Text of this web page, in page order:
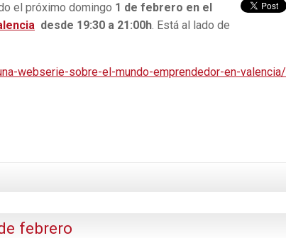
el próximo domingo 1 de febrero en el
desde 19:30 a 21:00h. Está al lado de
webserie-sobre-el-mundo-emprendedor-en-valencia/
febrero